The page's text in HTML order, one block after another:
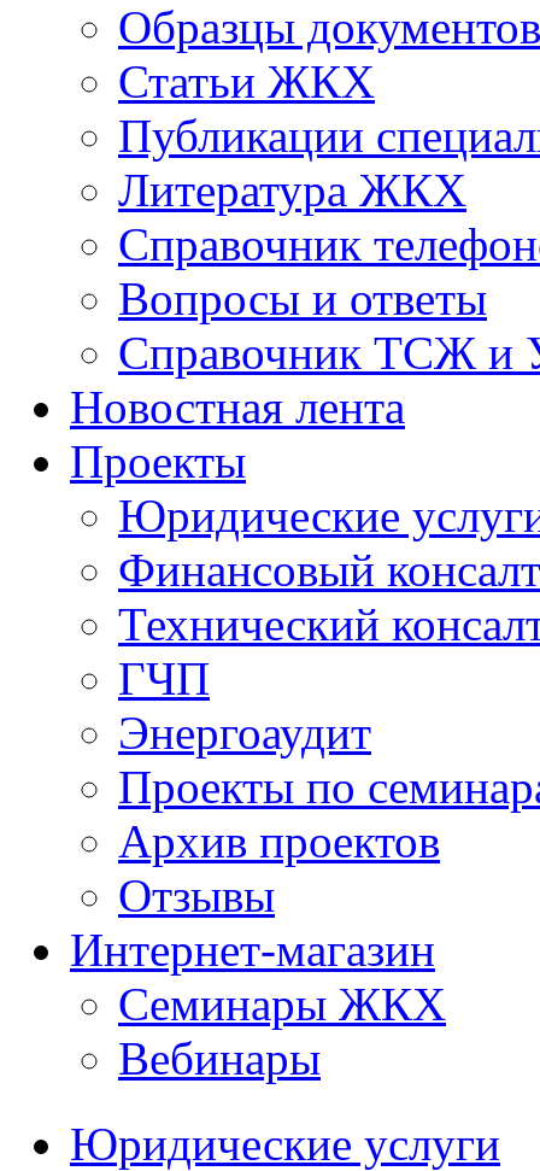
Образцы документов
Статьи ЖКХ
Публикации
Литература ЖКХ
Справочник
Вопросы и ответы
Справочник ТСЖ и
Новостная лента
Проекты
Юридические
Финансовый
Технический
ГЧП
Энергоаудит
Проекты по
Архив проектов
Отзывы
Интернет-магазин
Семинары ЖКХ
Вебинары
Юридические услуги